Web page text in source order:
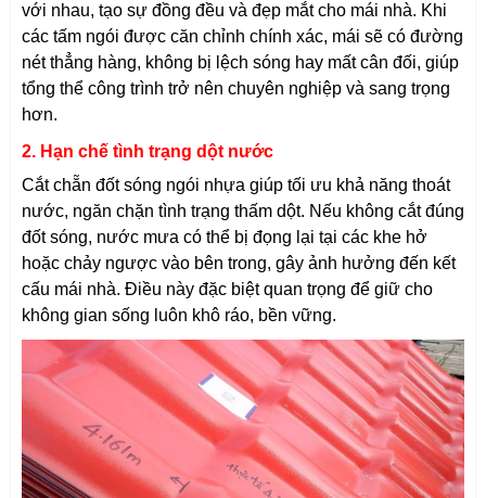
với nhau, tạo sự đồng đều và đẹp mắt cho mái nhà. Khi
các tấm ngói được căn chỉnh chính xác, mái sẽ có đường
nét thẳng hàng, không bị lệch sóng hay mất cân đối, giúp
tổng thể công trình trở nên chuyên nghiệp và sang trọng
hơn.
2. Hạn chế tình trạng dột nước
Cắt chẵn đốt sóng ngói nhựa giúp tối ưu khả năng thoát
nước, ngăn chặn tình trạng thấm dột. Nếu không cắt đúng
đốt sóng, nước mưa có thể bị đọng lại tại các khe hở
hoặc chảy ngược vào bên trong, gây ảnh hưởng đến kết
cấu mái nhà. Điều này đặc biệt quan trọng để giữ cho
không gian sống luôn khô ráo, bền vững.